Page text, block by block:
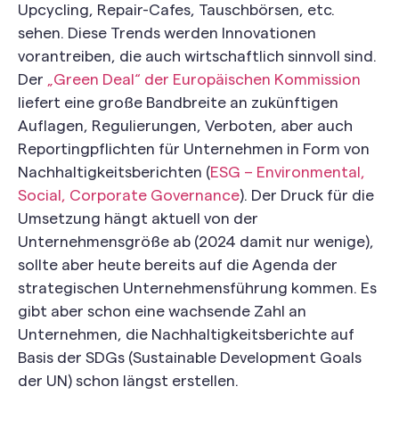
Upcycling, Repair-Cafes, Tauschbörsen, etc.
sehen. Diese Trends werden Innovationen
vorantreiben, die auch wirtschaftlich sinnvoll sind.
Der
„Green Deal“ der Europäischen Kommission
liefert eine große Bandbreite an zukünftigen
Auflagen, Regulierungen, Verboten, aber auch
Reportingpflichten für Unternehmen in Form von
Nachhaltigkeitsberichten (ESG – Environmental,
Social, Corporate Governance). Der Druck für die
Umsetzung hängt aktuell von der
Unternehmensgröße ab (2024 damit nur wenige),
sollte aber heute bereits auf die Agenda der
strategischen Unternehmensführung kommen. Es
gibt aber schon eine wachsende Zahl an
Unternehmen, die Nachhaltigkeitsberichte auf
Basis der SDGs (Sustainable Development Goals
der UN) schon längst erstellen.